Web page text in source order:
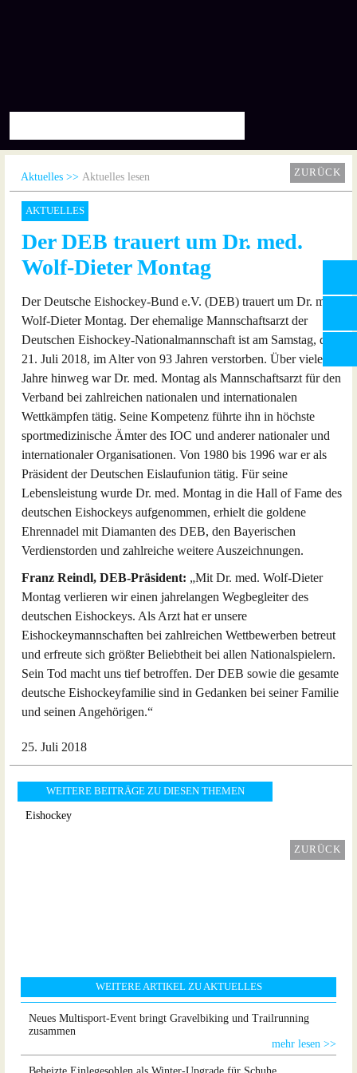
ZURÜCK
Aktuelles Aktuelles lesen
AKTUELLES
Der DEB trauert um Dr. med.
Wolf-Dieter Montag
Der Deutsche Eishockey-Bund e.V. (DEB) trauert um Dr. med.
Wolf-Dieter Montag. Der ehemalige Mannschaftsarzt der
Deutschen Eishockey-Nationalmannschaft ist am Samstag, den
21. Juli 2018, im Alter von 93 Jahren verstorben. Über viele
Jahre hinweg war Dr. med. Montag als Mannschaftsarzt für den
Verband bei zahlreichen nationalen und internationalen
Wettkämpfen tätig. Seine Kompetenz führte ihn in höchste
sportmedizinische Ämter des IOC und anderer nationaler und
internationaler Organisationen. Von 1980 bis 1996 war er als
Präsident der Deutschen Eislaufunion tätig. Für seine
Lebensleistung wurde Dr. med. Montag in die Hall of Fame des
deutschen Eishockeys aufgenommen, erhielt die goldene
Ehrennadel mit Diamanten des DEB, den Bayerischen
Verdienstorden und zahlreiche weitere Auszeichnungen.
Franz Reindl, DEB-Präsident: „Mit Dr. med. Wolf-Dieter
Montag verlieren wir einen jahrelangen Wegbegleiter des
deutschen Eishockeys. Als Arzt hat er unsere
Eishockeymannschaften bei zahlreichen Wettbewerben betreut
und erfreute sich größter Beliebtheit bei allen Nationalspielern.
Sein Tod macht uns tief betroffen. Der DEB sowie die gesamte
deutsche Eishockeyfamilie sind in Gedanken bei seiner Familie
und seinen Angehörigen.“
25. Juli 2018
WEITERE BEITRÄGE ZU DIESEN THEMEN
Eishockey
ZURÜCK
WEITERE ARTIKEL ZU AKTUELLES
Neues Multisport-Event bringt Gravelbiking und Trailrunning
zusammen
mehr lesen >>